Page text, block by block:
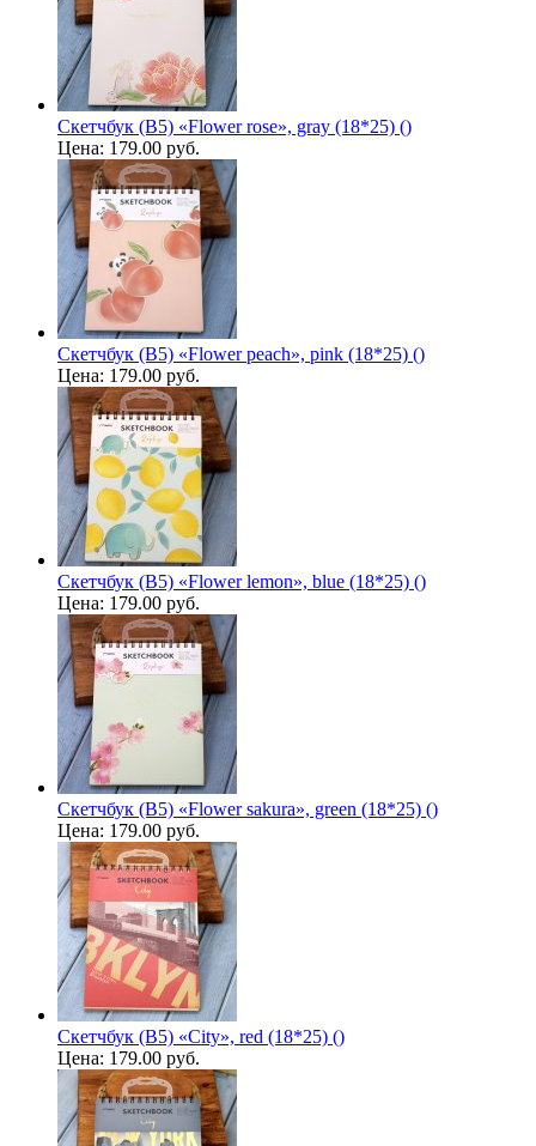
Скетчбук (B5) «Flower rose», gray (18*25) ()
Цена: 179.00 руб.
Скетчбук (B5) «Flower peach», pink (18*25) ()
Цена: 179.00 руб.
Скетчбук (B5) «Flower lemon», blue (18*25) ()
Цена: 179.00 руб.
Скетчбук (B5) «Flower sakura», green (18*25) ()
Цена: 179.00 руб.
Скетчбук (B5) «City», red (18*25) ()
Цена: 179.00 руб.